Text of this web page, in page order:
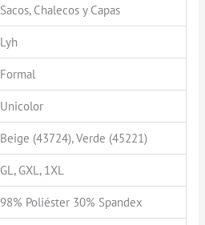
Sacos, Chalecos y Capas
Lyh
Formal
Unicolor
Beige (43724), Verde (45221)
GL, GXL, 1XL
98% Poliéster 30% Spandex